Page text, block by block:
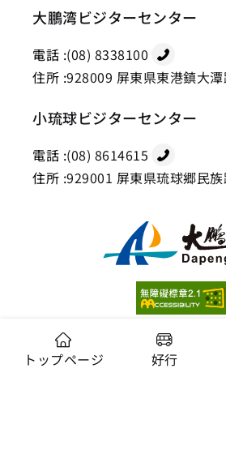
トップページ 好行
大鵬湾ビジターセンター
電話 :(08) 8338100
住所 :928009 屏東県東港鎮大
小琉球ビジターセンター
電話 :(08) 8614615
住所 :929001 屏東県琉球郷民
推奨ブラウザ：Chrome 44+、
Microsoft Edge